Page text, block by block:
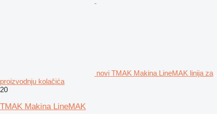
novi TMAK Makina LineMAK linija za
proizvodnju kolačića
20
TMAK Makina LineMAK